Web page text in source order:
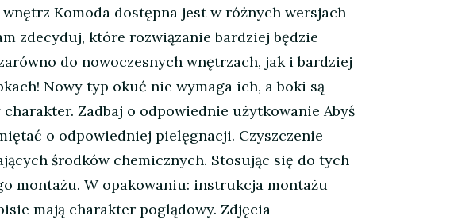
Komoda dostępna jest w różnych wersjach
zdecyduj, które rozwiązanie bardziej będzie
do nowoczesnych wnętrzach, jak i bardziej
Nowy typ okuć nie wymaga ich, a boki są
Zadbaj o odpowiednie użytkowanie Abyś
o odpowiedniej pielęgnacji. Czyszczenie
środków chemicznych. Stosując się do tych
montażu. W opakowaniu: instrukcja montażu
mają charakter poglądowy. Zdjęcia